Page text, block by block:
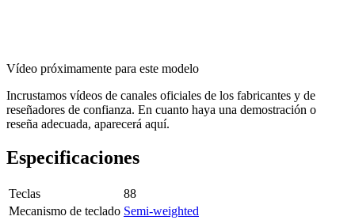
Vídeo próximamente para este modelo
Incrustamos vídeos de canales oficiales de los fabricantes y de
reseñadores de confianza. En cuanto haya una demostración o
reseña adecuada, aparecerá aquí.
Especificaciones
Teclas
88
Mecanismo de teclado Semi-weighted